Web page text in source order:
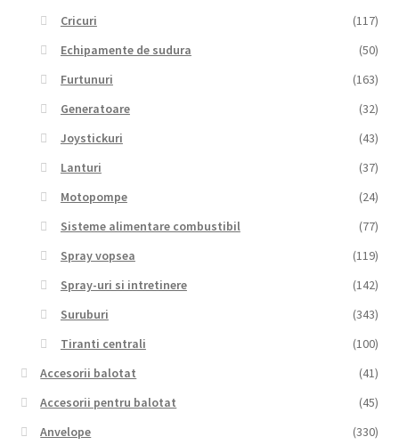
Cricuri
(117)
Echipamente de sudura
(50)
Furtunuri
(163)
Generatoare
(32)
Joystickuri
(43)
Lanturi
(37)
Motopompe
(24)
Sisteme alimentare combustibil
(77)
Spray vopsea
(119)
Spray-uri si intretinere
(142)
Suruburi
(343)
Tiranti centrali
(100)
Accesorii balotat
(41)
Accesorii pentru balotat
(45)
Anvelope
(330)